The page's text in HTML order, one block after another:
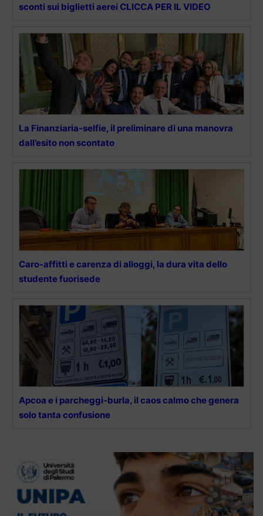
sconti sui biglietti aerei CLICCA PER IL VIDEO
La Finanziaria-selfie, il preliminare di una manovra
dall’esito non scontato
Caro-affitti e carenza di alloggi, la dura vita dello
studente fuorisede
Apcoa e i parcheggi-burla, il caos calmo che genera
solo tanta confusione